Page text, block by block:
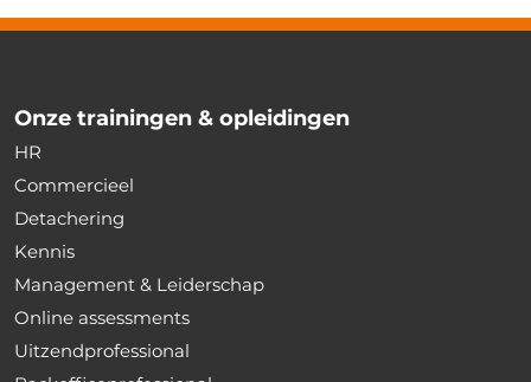
Onze trainingen & opleidingen
HR
Commercieel
Detachering
Kennis
Management & Leiderschap
Online assessments
Uitzendprofessional